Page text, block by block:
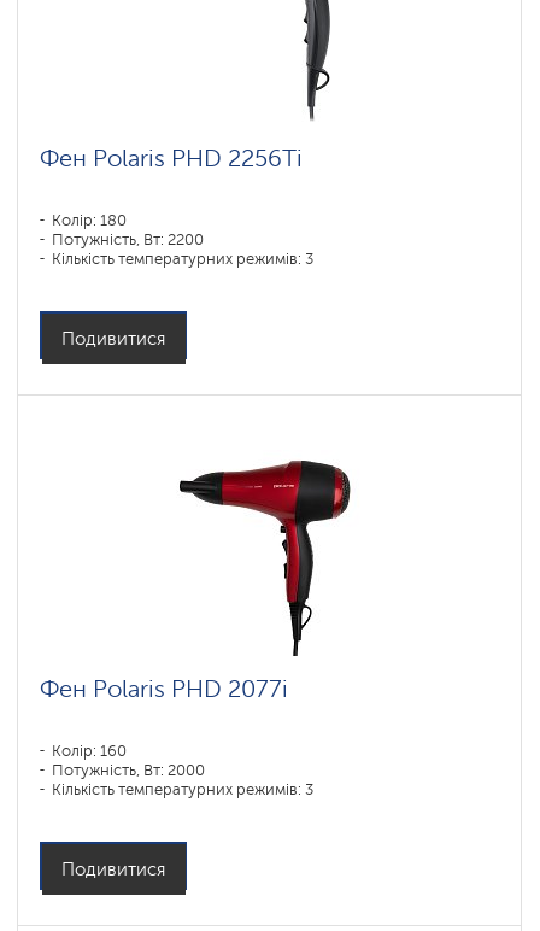
Фен Polaris PHD 2256Ti
Колір: 180
Потужність, Вт: 2200
Кількість температурних режимів: 3
Подивитися
Фен Polaris PHD 2077i
Колір: 160
Потужність, Вт: 2000
Кількість температурних режимів: 3
Подивитися